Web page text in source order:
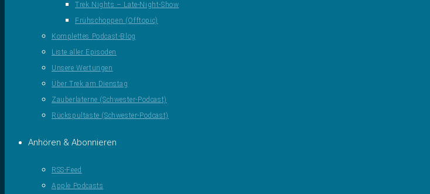
Trek Nights – Late-Night-Show
Frühschoppen (Offtopic)
Komplettes Podcast-Blog
Liste aller Episoden
Unsere Wertungen
Über Trek am Dienstag
Zauberlaterne (Schwester-Podcast)
Rückspultaste (Schwester-Podcast)
Anhören & Abonnieren
RSS-Feed
Apple Podcasts